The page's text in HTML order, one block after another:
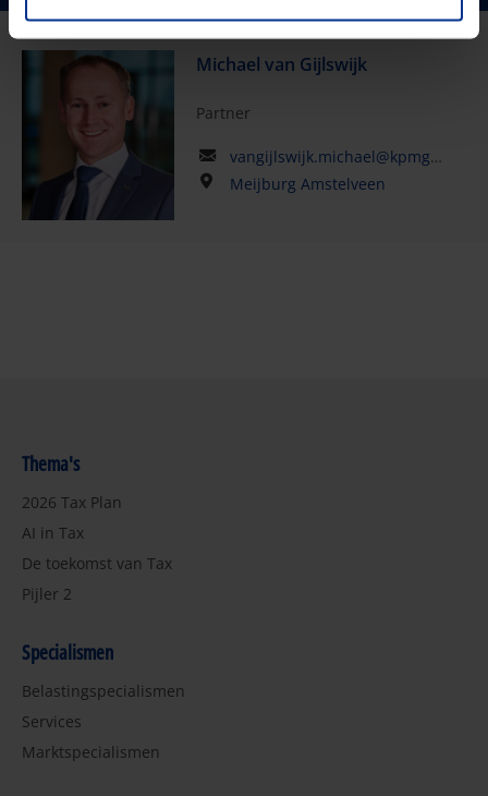
Michael van Gijlswijk
Partner
vangijlswijk.michael@kpmg.com
Meijburg Amstelveen
Thema's
2026 Tax Plan
AI in Tax
De toekomst van Tax
Pijler 2
Specialismen
Belastingspecialismen
Services
Marktspecialismen